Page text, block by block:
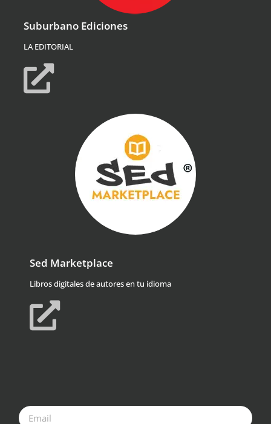
Suburbano Ediciones
LA EDITORIAL
Sed Marketplace
Libros digitales de autores en tu idioma